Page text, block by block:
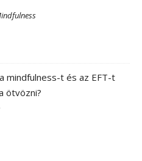
mindfulness-t és az EFT-t
ötvözni?